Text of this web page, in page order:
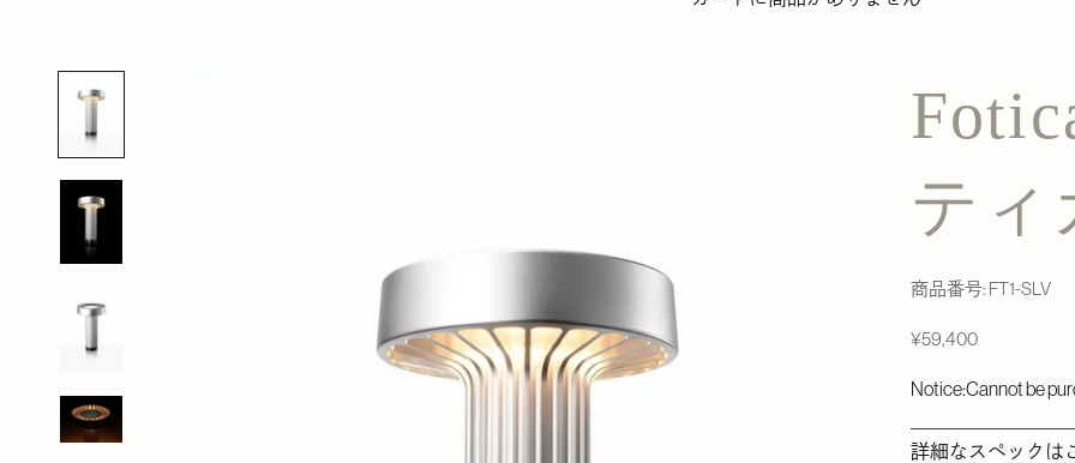
ティ
商品番号: FT1-SLV
セール価格
¥59,400
Notice:Cannot be
詳細なスペックは